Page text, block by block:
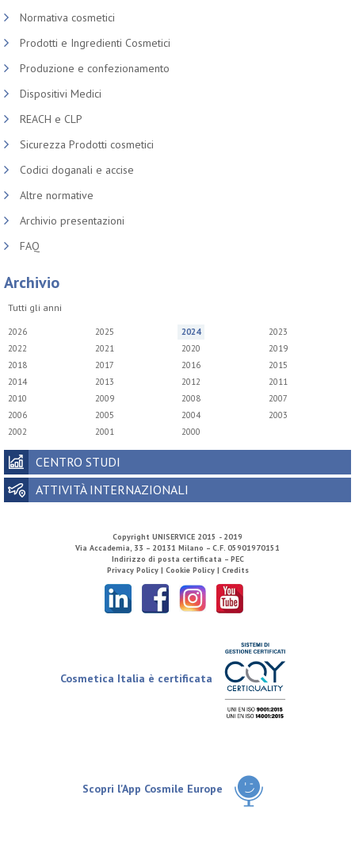
Normativa cosmetici
Prodotti e Ingredienti Cosmetici
Produzione e confezionamento
Dispositivi Medici
REACH e CLP
Sicurezza Prodotti cosmetici
Codici doganali e accise
Altre normative
Archivio presentazioni
FAQ
Archivio
Tutti gli anni
2026 2025 2024
2023
2022
2021 2020
2019
2018
2017 2016
2015
2014
2013 2012
2011
2010
2009 2008
2007
2006
2005 2004
2003
2002
2001 2000
CENTRO STUDI
ATTIVITÀ INTERNAZIONALI
Copyright UNISERVICE 2015 - 2019
Via Accademia, 33 – 20131 Milano – C.F. 05901970151
Indirizzo di posta certificata – PEC
Privacy Policy | Cookie Policy | Credits
Cosmetica Italia è certificata
Scopri l'App Cosmile Europe